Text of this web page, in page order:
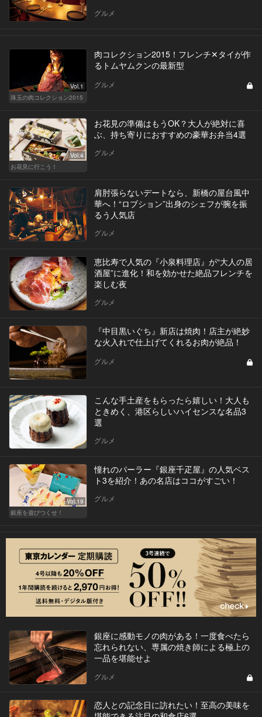
グルメ
Vol.1
珠玉の肉コレクション2015
肉コレクション2015！フレンチ✕タイが作
るトムヤムクンの最新型
グルメ
Vol.4
お花見に行こう！
お花見の準備はもうOK？大人が絶対に喜
ぶ、持ち寄りにおすすめの豪華お弁当4選
グルメ
肩肘張らないデートなら、新橋の屋台風中
華へ！“ロブション”出身のシェフが腕を振
るう人気店
グルメ
恵比寿で人気の『小泉料理店』が“大人の居
酒屋”に進化！和を効かせた絶品フレンチを
楽しむ夜
グルメ
『中目黒いぐち』新店は焼肉！店主が絶妙
な火入れで仕上げてくれるお肉が絶品！
グルメ
こんな手土産をもらったら嬉しい！大人も
ときめく、港区らしいハイセンスな名品3
選
グルメ
Vol.19
銀座を遊びつくせ！
憧れのパーラー『銀座千疋屋』の人気ベス
ト3を紹介！あの名店はココがすごい！
グルメ
銀座に感動モノの肉がある！一度食べたら
忘れられない、専属の焼き師による極上の
一品を堪能せよ
グルメ
恋人との記念日に訪れたい！至高の美味を